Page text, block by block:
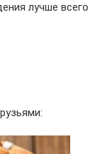
лучше всего